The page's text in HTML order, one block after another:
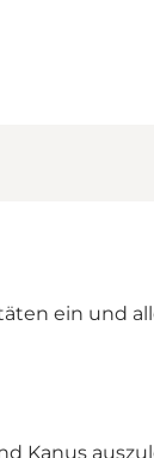
ein und
Kanus